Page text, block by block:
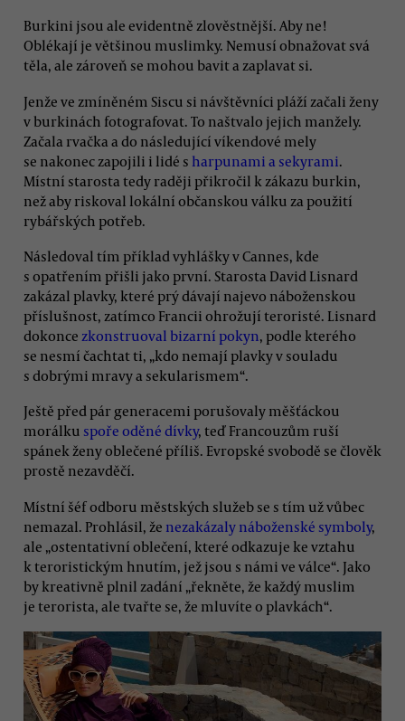
Burkini jsou ale evidentně zlověstnější. Aby ne!
Oblékají je většinou muslimky. Nemusí obnažovat svá
těla, ale zároveň se mohou bavit a zaplavat si.
Jenže ve zmíněném Siscu si návštěvníci pláží začali ženy
v burkinách fotografovat. To naštvalo jejich manžely.
Začala rvačka a do následující víkendové mely
se nakonec zapojili i lidé s harpunami a sekyrami.
Místní starosta tedy raději přikročil k zákazu burkin,
než aby riskoval lokální občanskou válku za použití
rybářských potřeb.
Následoval tím příklad vyhlášky v Cannes, kde
s opatřením přišli jako první. Starosta David Lisnard
zakázal plavky, které prý dávají najevo náboženskou
příslušnost, zatímco Francii ohrožují teroristé. Lisnard
dokonce zkonstruoval bizarní pokyn, podle kterého
se nesmí čachtat ti, „kdo nemají plavky v souladu
s dobrými mravy a sekularismem“.
Ještě před pár generacemi porušovaly měšťáckou
morálku spoře oděné dívky, teď Francouzům ruší
spánek ženy oblečené příliš. Evropské svobodě se člověk
prostě nezavděčí.
Místní šéf odboru městských služeb se s tím už vůbec
nemazal. Prohlásil, že nezakázaly náboženské symboly,
ale „ostentativní oblečení, které odkazuje ke vztahu
k teroristickým hnutím, jež jsou s námi ve válce“. Jako
by kreativně plnil zadání „řekněte, že každý muslim
je terorista, ale tvařte se, že mluvíte o plavkách“.